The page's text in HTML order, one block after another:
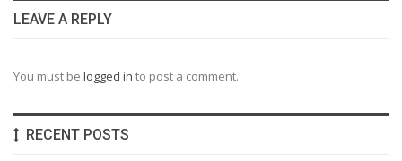
LEAVE A REPLY
You must be logged in to post a comment.
RECENT POSTS